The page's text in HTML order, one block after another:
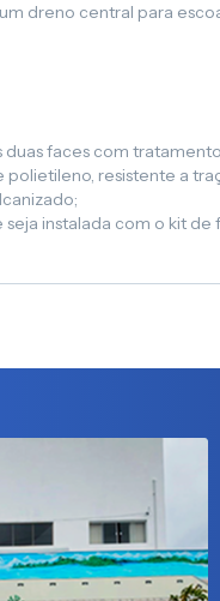
dreno central para
faces com
resistente a
seja instalada com o kit